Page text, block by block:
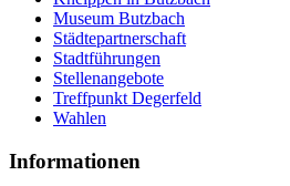
Museum Butzbach
Städtepartnerschaft
Stadtführungen
Stellenangebote
Treffpunkt Degerfeld
Wahlen
Informationen